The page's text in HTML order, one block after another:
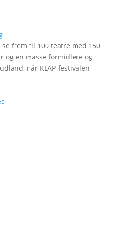
frem til 100 teatre med 150
og en masse formidlere og
når KLAP-festivalen